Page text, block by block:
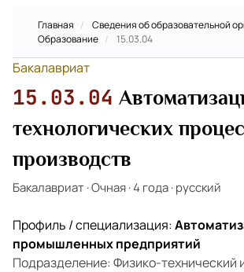
Главная / Сведения об образовательной
Образование / 15.03.04
Бакалавриат
15.03.04
технологических
производств
Бакалавриат·Очная·4 года·русский
Профиль / специализация:
промышленных предприятий
Подразделение: Физико-технический